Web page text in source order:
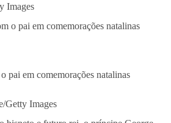
Images
pai em comemorações natalinas
Getty Images